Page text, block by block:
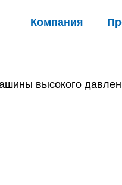
Компания
высокого